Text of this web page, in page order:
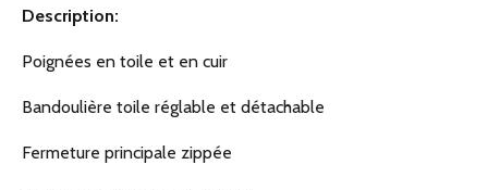
Description:
Poignées en toile et en cuir
Bandoulière toile réglable et détachable
Fermeture principale zippée